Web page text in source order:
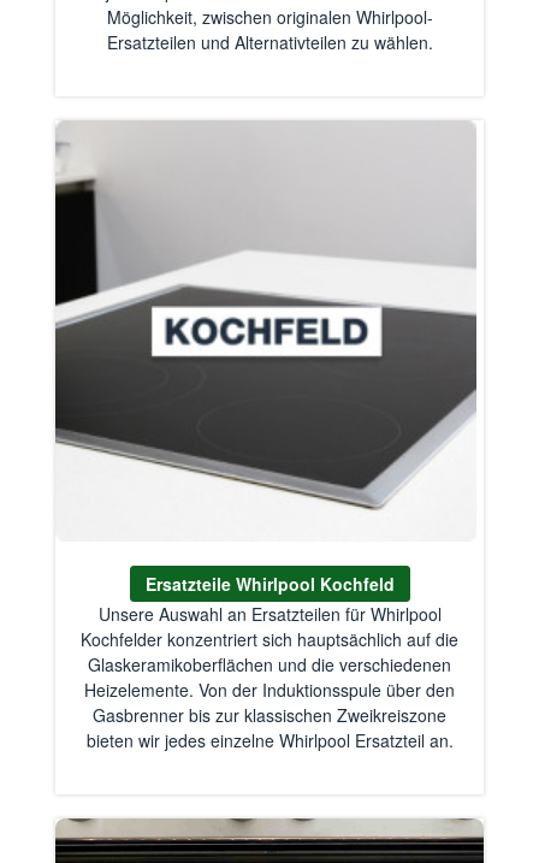
Möglichkeit, zwischen originalen Whirlpool-
Ersatzteilen und Alternativteilen zu wählen.
Ersatzteile Whirlpool Kochfeld
Unsere Auswahl an Ersatzteilen für Whirlpool
Kochfelder konzentriert sich hauptsächlich auf die
Glaskeramikoberflächen und die verschiedenen
Heizelemente. Von der Induktionsspule über den
Gasbrenner bis zur klassischen Zweikreiszone
bieten wir jedes einzelne Whirlpool Ersatzteil an.